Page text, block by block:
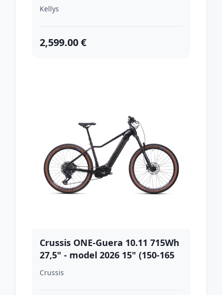
200 cm)
Kellys
2,599.00 €
Crussis ONE-Guera 10.11 715Wh
27,5" - model 2026 15" (150-165
cm)
Crussis